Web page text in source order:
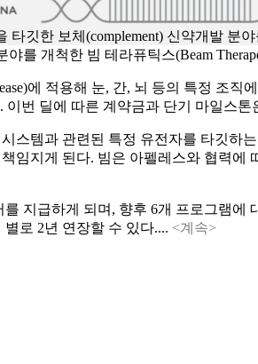
깃한 보체(complement) 신약개발 분
를 개척한 빔 테라퓨틱스(Beam
에 적용해 눈, 간, 뇌 등의 특정 조
번 딜에 따른 계약금과 단기 마일스톤
스템과 관련된 특정 유전자를 타깃하
임지게 된다. 빔은 아펠레스와 협력에
지급하게 되며, 향후 6개 프로그램
로 2년 연장할 수 있다.... <계속>